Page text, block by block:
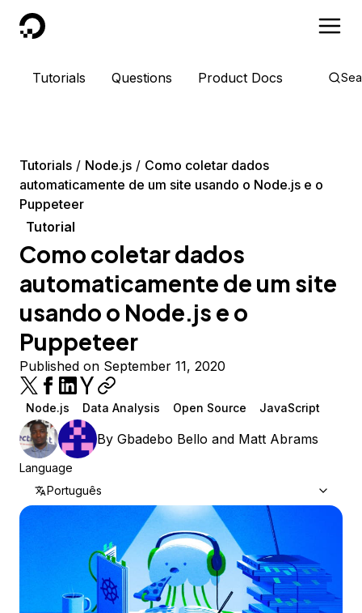
DigitalOcean
Tutorials Questions Product Docs
Tutorials Node.js
Como coletar dados
automaticamente de um site usando o Node.js e o
Puppeteer
Tutorial
Como coletar dados
automaticamente de um site
usando o Node.js e o
Puppeteer
Published on September 11, 2020
Node.js Data Analysis Open Source JavaScript
By Gbadebo Bello and Matt Abrams
Language
Português